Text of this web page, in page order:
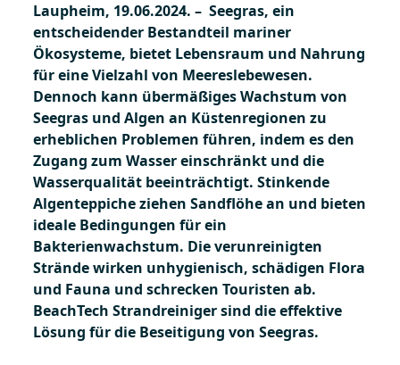
Laupheim, 19.06.2024. – Seegras, ein
entscheidender Bestandteil mariner
Ökosysteme, bietet Lebensraum und Nahrung
für eine Vielzahl von Meereslebewesen.
Dennoch kann übermäßiges Wachstum von
Seegras und Algen an Küstenregionen zu
erheblichen Problemen führen, indem es den
Zugang zum Wasser einschränkt und die
Wasserqualität beeinträchtigt. Stinkende
Algenteppiche ziehen Sandflöhe an und bieten
ideale Bedingungen für ein
Bakterienwachstum. Die verunreinigten
Strände wirken unhygienisch, schädigen Flora
und Fauna und schrecken Touristen ab.
BeachTech Strandreiniger sind die effektive
Lösung für die Beseitigung von Seegras.